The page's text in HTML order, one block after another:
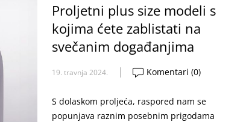
Proljetni plus size modeli s
kojima ćete zablistati na
svečanim događanjima
19. travnja 2024. Komentari (0)
S dolaskom proljeća, raspored nam se
popunjava raznim posebnim prigodama